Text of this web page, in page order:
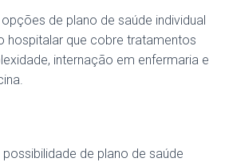
de plano de saúde individual
hospitalar que cobre tratamentos
internação em enfermaria e
de plano de saúde